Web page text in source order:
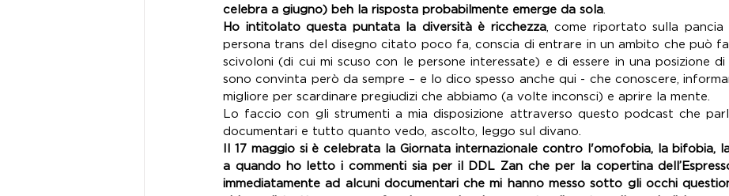
celebra a giugno) beh la risposta probabilmente emerge da sola.
Ho intitolato questa puntata la diversità è ricchezza, come riportato sulla pancia
persona trans del disegno citato poco fa, conscia di entrare in un ambito che può
scivoloni (di cui mi scuso con le persone interessate) e di essere in una posizione di
sono convinta però da sempre – e lo dico spesso anche qui - che conoscere,
migliore per scardinare pregiudizi che abbiamo (a volte inconsci) e aprire la mente.
Lo faccio con gli strumenti a mia disposizione attraverso questo podcast che
documentari e tutto quanto vedo, ascolto, leggo sul divano.
Il 17 maggio si è celebrata la Giornata internazionale contro l'omofobia, la bifobia,
a quando ho letto i commenti sia per il DDL Zan che per la copertina
immediatamente ad alcuni documentari che mi hanno messo sotto gli occhi